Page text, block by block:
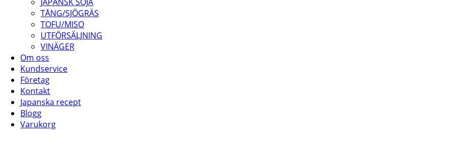
TÅNG/SJÖGRÄS
TOFU/MISO
UTFÖRSÄLJNING
VINÄGER
Om oss
Kundservice
Företag
Kontakt
Japanska recept
Blogg
Varukorg